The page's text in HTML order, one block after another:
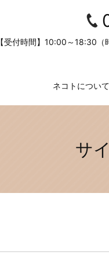
【受付時間】10:00～18:30（
ネコトについて
サ